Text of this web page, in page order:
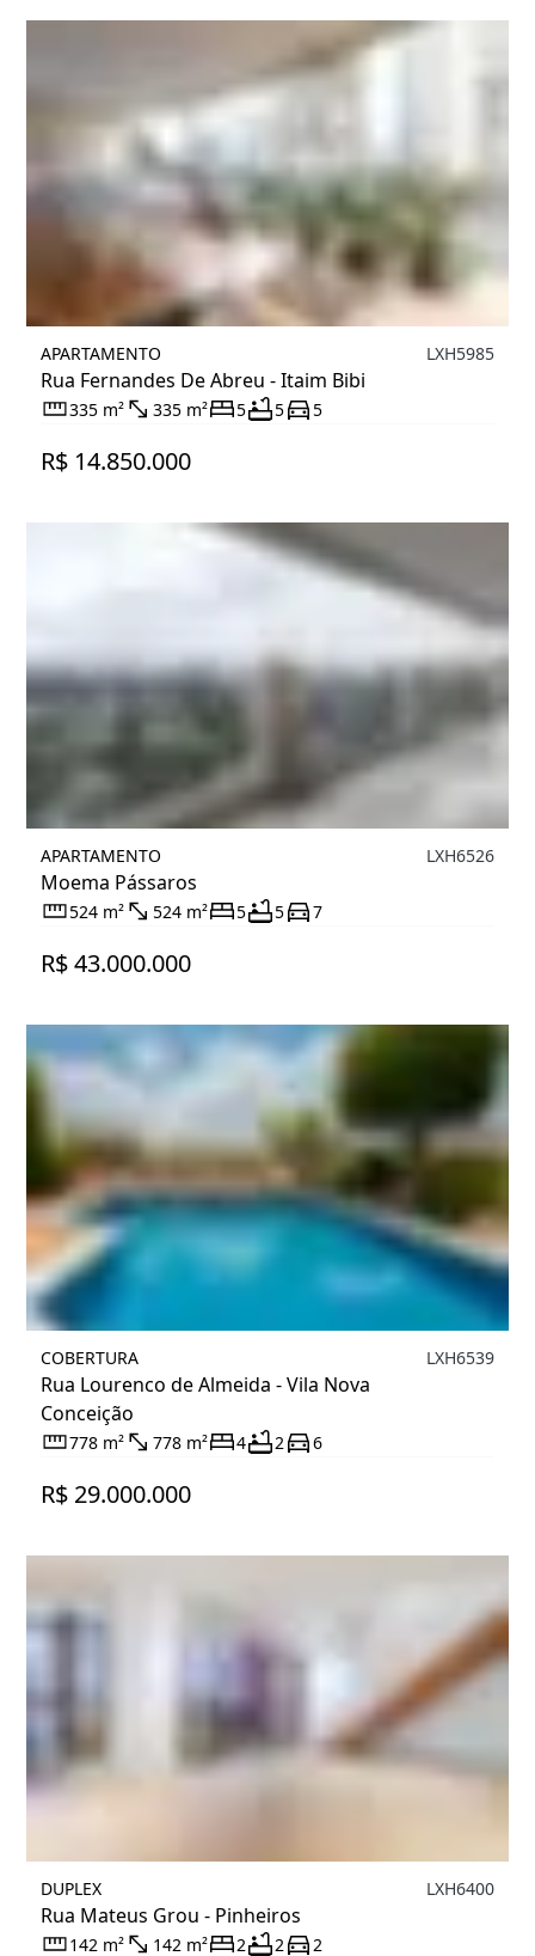
APARTAMENTO
Rua Fernandes De Abreu - Itaim Bibi
LXH5985
335 m² 335 m² 5 5 5
R$ 14.850.000
APARTAMENTO
Moema Pássaros
LXH6526
524 m² 524 m² 5 5 7
R$ 43.000.000
COBERTURA
Rua Lourenco de Almeida - Vila Nova
Conceição
LXH6539
778 m² 778 m² 4 2 6
R$ 29.000.000
DUPLEX
Rua Mateus Grou - Pinheiros
LXH6400
142 m² 142 m² 2 2 2